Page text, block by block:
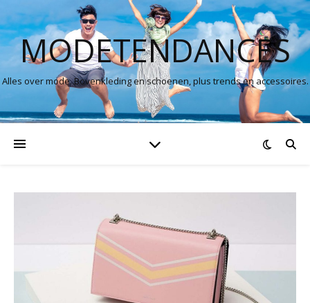
MODETENDANCES
Alles over mode. Bovenkleding en schoenen, plus trends en accessoires.